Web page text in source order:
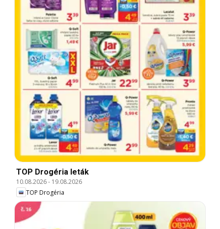
TOP Drogéria leták
10.08.2026- 19.08.2026
TOP Drogéria